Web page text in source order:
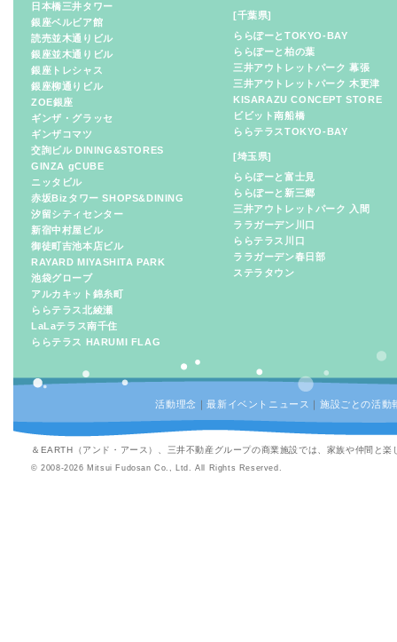
日本橋三井タワー
銀座ベルビア館
読売並木通りビル
銀座並木通りビル
銀座トレシャス
銀座柳通りビル
ZOE銀座
ギンザ・グラッセ
ギンザコマツ
交詢ビル DINING&STORES
GINZA gCUBE
ニッタビル
赤坂Bizタワー SHOPS&DINING
汐留シティセンター
新宿中村屋ビル
御徒町吉池本店ビル
RAYARD MIYASHITA PARK
池袋グローブ
アルカキット錦糸町
ららテラス北綾瀬
LaLaテラス南千住
ららテラス HARUMI FLAG
[千葉県]
ららぽーとTOKYO-BAY
ららぽーと柏の葉
三井アウトレットパーク 幕張
三井アウトレットパーク 木更津
KISARAZU CONCEPT STORE
ビビット南船橋
ららテラスTOKYO-BAY
[埼玉県]
ららぽーと富士見
ららぽーと新三郷
三井アウトレットパーク 入間
ララガーデン川口
ららテラス川口
ララガーデン春日部
ステラタウン
活動理念 ｜最新イベントニュース ｜ 施設ごとの活動
＆EARTH（アンド・アース）、三井不動産グループの商業施設では、家族や仲間と
© 2008-2026 Mitsui Fudosan Co., Ltd. All Rights Reserved.